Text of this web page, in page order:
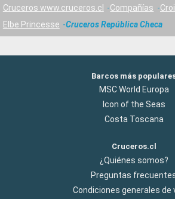
Cruceros www.cruceros.cl Compañías
Elbe Princesse
Cruceros República Checa
Barcos más
MSC World Europa
Icon of the Seas
Costa Toscana
Cruceros.cl
¿Quiénes somos?
Preguntas
Condiciones generales de